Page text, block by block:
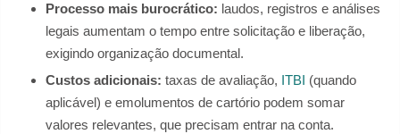
Processo mais burocrático: laudos, registros e análises
legais aumentam o tempo entre solicitação e liberação,
exigindo organização documental.
Custos adicionais: taxas de avaliação, ITBI (quando
aplicável) e emolumentos de cartório podem somar
valores relevantes, que precisam entrar na conta.